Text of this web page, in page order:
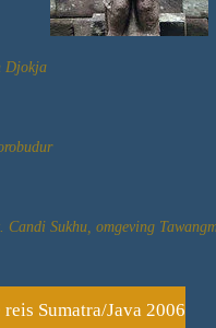
Djokja
Candi Sukhu, omgeving
Sumatra/Java 2006